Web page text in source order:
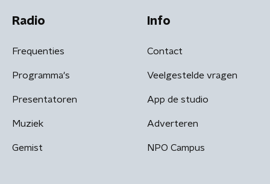
Radio
Frequenties
Programma's
Presentatoren
Muziek
Gemist
Info
Contact
Veelgestelde vragen
App de studio
Adverteren
NPO Campus